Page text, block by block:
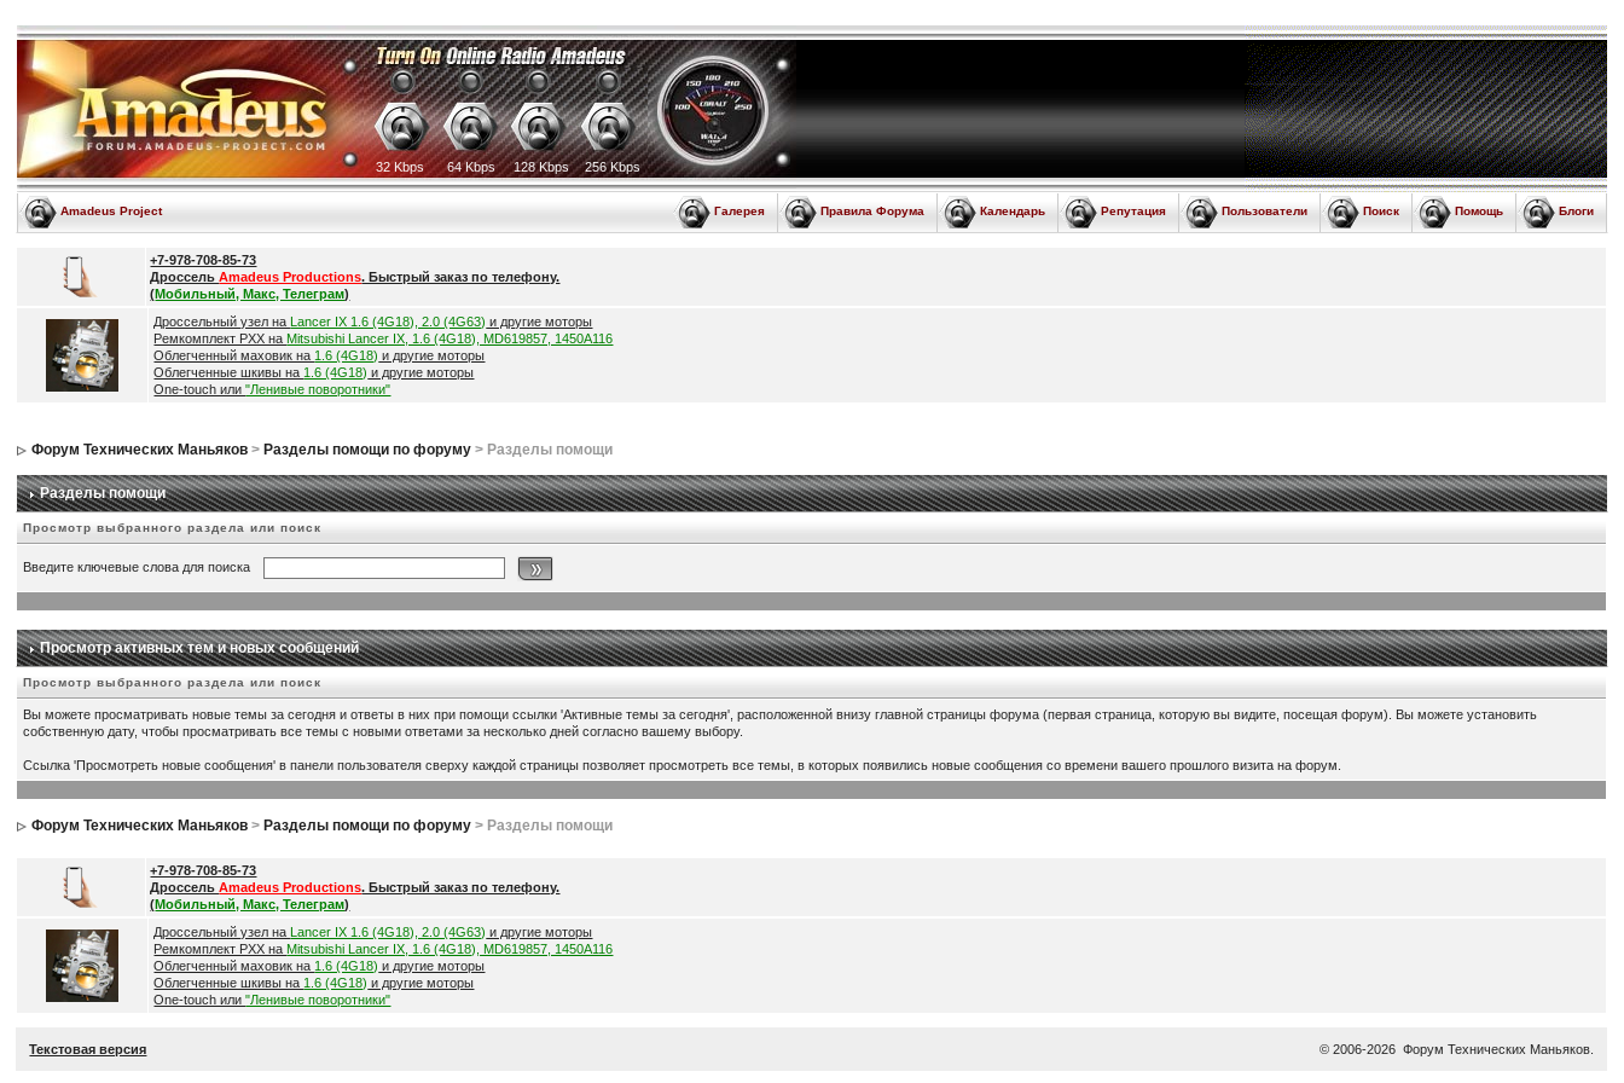
32 Kbps 64 Kbps 128 Kbps 256 Kbps
Amadeus Project Блоги
Помощь
Поиск
Пользователи
Репутация
Календарь
Правила Форума
Галерея
+7-978-708-85-73
ДроссельAmadeus Productions. Быстрый заказ по телефону.
(Мобильный, Макс, Телеграм)
Дроссельный узел на Lancer IX 1.6 (4G18), 2.0 (4G63) и другие моторы
Ремкомплект РХХ на Mitsubishi Lancer IX, 1.6 (4G18), MD619857, 1450A116
Облегченный маховик на 1.6 (4G18) и другие моторы
Облегченные шкивы на 1.6 (4G18) и другие моторы
One-touch или"Ленивые поворотники"
Форум Технических Маньяков > Разделы помощи по форуму > Разделы помощи
Разделы помощи
Просмотр выбранного раздела или поиск
Введите ключевые слова для поиска
Просмотр активных тем и новых сообщений
Просмотр выбранного раздела или поиск
Вы можете просматривать новые темы за сегодня и ответы в них при помощи ссылки 'Активные темы за сегодня', расположенной внизу главной страницы форума (первая страница, которую вы видите, посещая форум). Вы можете установить
собственную дату, чтобы просматривать все темы с новыми ответами за несколько дней согласно вашему выбору.
Ссылка 'Просмотреть новые сообщения' в панели пользователя сверху каждой страницы позволяет просмотреть все темы, в которых появились новые сообщения со времени вашего прошлого визита на форум.
Форум Технических Маньяков > Разделы помощи по форуму > Разделы помощи
+7-978-708-85-73
ДроссельAmadeus Productions. Быстрый заказ по телефону.
(Мобильный, Макс, Телеграм)
Дроссельный узел на Lancer IX 1.6 (4G18), 2.0 (4G63) и другие моторы
Ремкомплект РХХ на Mitsubishi Lancer IX, 1.6 (4G18), MD619857, 1450A116
Облегченный маховик на 1.6 (4G18) и другие моторы
Облегченные шкивы на 1.6 (4G18) и другие моторы
One-touch или"Ленивые поворотники"
Текстовая версия © 2006-2026Форум Технических Маньяков